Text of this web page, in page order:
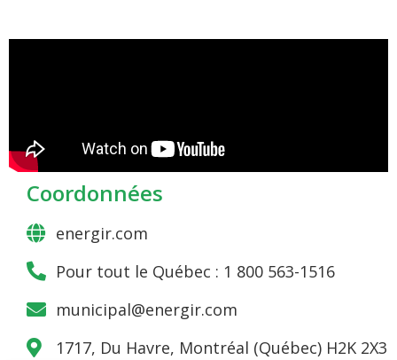
Coordonnées
energir.com
Pour tout le Québec : 1 800 563-1516
municipal@energir.com
1717, Du Havre, Montréal (Québec) H2K 2X3